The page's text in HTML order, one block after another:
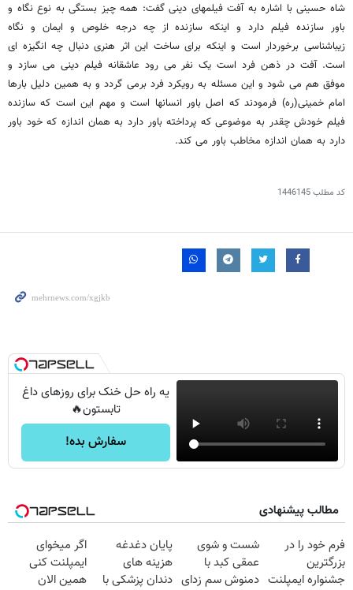
شاه حسینی با اشاره به آفت فیلمهای دینی گفت: همه چیز بستگی به نوع نگاه و
باور سازنده فیلم دارد و اینکه سازنده از چه درجه خلوص و ایمان و نگاه
زیباشناسی برخوردار است و اینکه برای ساخت این اثر هنری دنبال چه انگیزه ای
است. آفت در ذهن فرد است یک نفر می رود عاشقانه فیلم دینی می سازد و
موفق هم می شود و این مسئله به رویکرد فرد برمی گردد و به همین دلیل بارها
امام خمینی(ره) فرمودند که اصل باور انسانها است و مهم این است که سازنده
فیلم خودش چقدر به موضوعی که پرداخته باور دارد به همان اندازه که خود باور
دارد به همان اندازه مخاطب باور می کند.
کد مطلب1446145
یه راه حل خنک برای روزهای داغ
تابستون🔥
سفارش بده!
مطالب پیشنهادی
فرم خود را در
بزرگترین
جشنواره ایمپلنت
شست و شوی
عمقی کبد با
دمنوش سم زدای
پایان دغدغه
هزینه های
دندان پزشکی با
اگر میخوای
ایمپلنت کنی
همین الان